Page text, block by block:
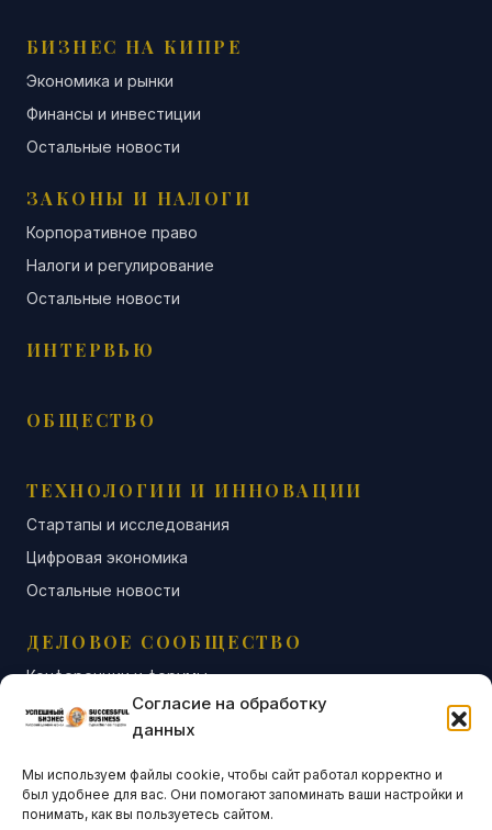
Согласие на обработку
данных
Мы используем файлы cookie, чтобы сайт работал корректно и
был удобнее для вас. Они помогают запоминать ваши настройки и
понимать, как вы пользуетесь сайтом.
БИЗНЕС НА КИПРЕ
Экономика и рынки
Финансы и инвестиции
Остальные новости
ЗАКОНЫ И НАЛОГИ
Корпоративное право
Налоги и регулирование
Остальные новости
ИНТЕРВЬЮ
ОБЩЕСТВО
ТЕХНОЛОГИИ И ИННОВАЦИИ
Стартапы и исследования
Цифровая экономика
Остальные новости
ДЕЛОВОЕ СООБЩЕСТВО
Конференции и форумы
Бизнес-клубы и ассоциации
Остальные новости
АНАЛИТИКА И СТАТИСТИКА